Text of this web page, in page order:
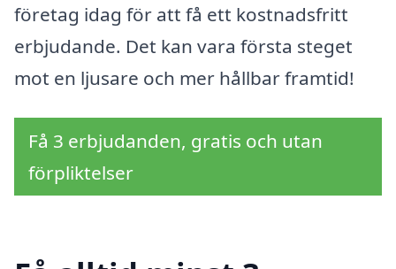
företag idag för att få ett kostnadsfritt
erbjudande. Det kan vara första steget
mot en ljusare och mer hållbar framtid!
Få 3 erbjudanden, gratis och utan
förpliktelser